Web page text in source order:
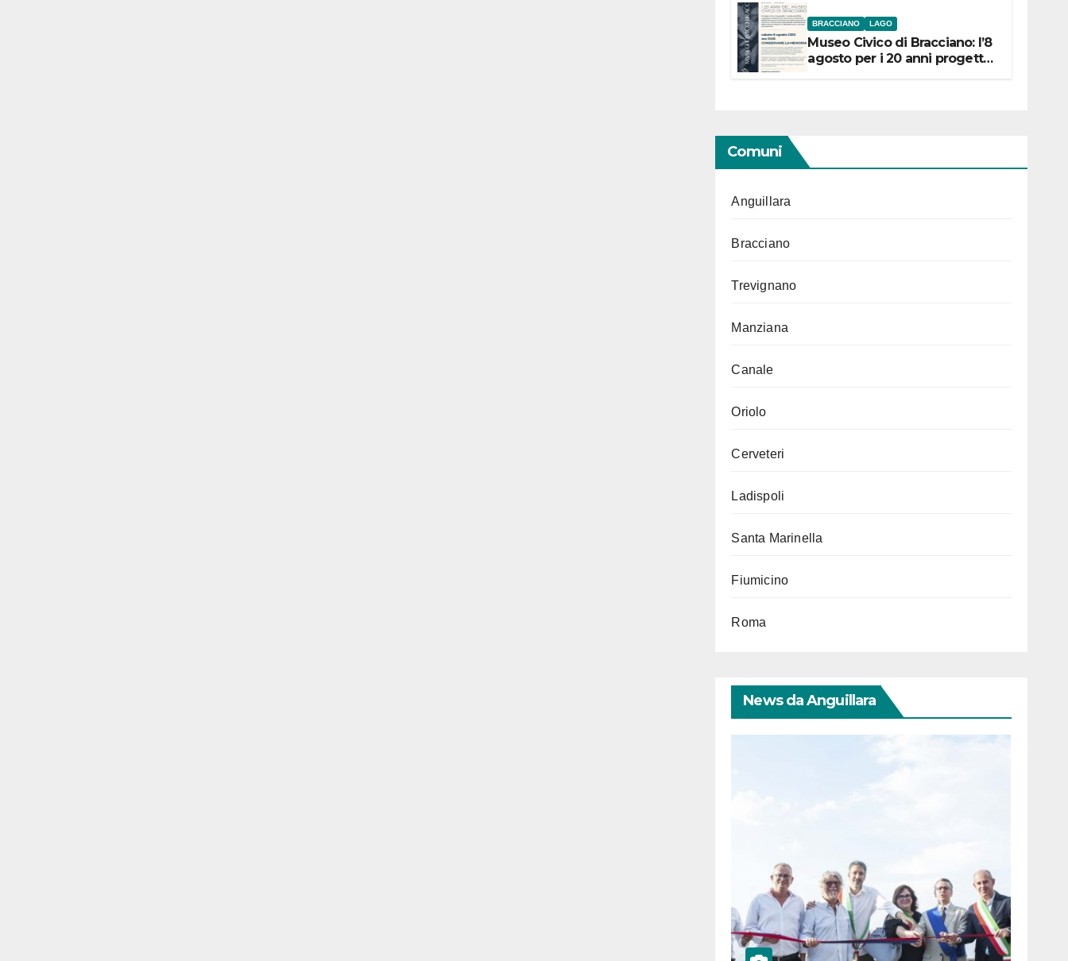
BRACCIANO LAGO
Museo Civico di Bracciano: l’8
agosto per i 20 anni progetto
Comuni
Anguillara
Bracciano
Trevignano
Manziana
Canale
Oriolo
Cerveteri
Ladispoli
Santa Marinella
Fiumicino
Roma
News da Anguillara